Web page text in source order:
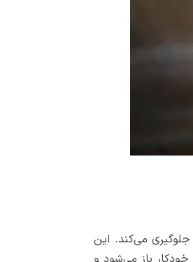
می‌کند. این